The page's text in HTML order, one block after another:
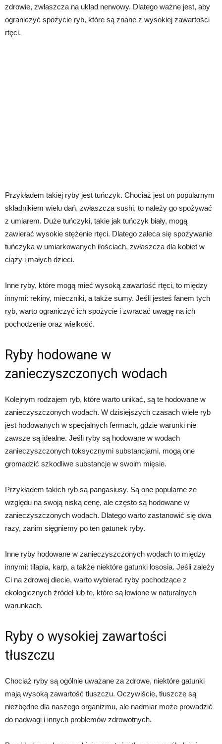
zdrowie, zwłaszcza na układ nerwowy. Dlatego ważne jest, aby
ograniczyć spożycie ryb, które są znane z wysokiej zawartości
rtęci.
Przykładem takiej ryby jest tuńczyk. Chociaż jest on popularnym
składnikiem wielu dań, zwłaszcza sushi, to należy go spożywać
z umiarem. Duże tuńczyki, takie jak tuńczyk biały, mogą
zawierać wysokie stężenie rtęci. Dlatego zaleca się spożywanie
tuńczyka w umiarkowanych ilościach, zwłaszcza dla kobiet w
ciąży i małych dzieci.
Inne ryby, które mogą mieć wysoką zawartość rtęci, to między
innymi: rekiny, mieczniki, a także sumy. Jeśli jesteś fanem tych
ryb, warto ograniczyć ich spożycie i zwracać uwagę na ich
pochodzenie oraz wielkość.
Ryby hodowane w
zanieczyszczonych wodach
Kolejnym rodzajem ryb, które warto unikać, są te hodowane w
zanieczyszczonych wodach. W dzisiejszych czasach wiele ryb
jest hodowanych w specjalnych fermach, gdzie warunki nie
zawsze są idealne. Jeśli ryby są hodowane w wodach
zanieczyszczonych toksycznymi substancjami, mogą one
gromadzić szkodliwe substancje w swoim mięsie.
Przykładem takich ryb są pangasiusy. Są one popularne ze
względu na swoją niską cenę, ale często są hodowane w
zanieczyszczonych wodach. Dlatego warto zastanowić się dwa
razy, zanim sięgniemy po ten gatunek ryby.
Inne ryby hodowane w zanieczyszczonych wodach to między
innymi: tilapia, karp, a także niektóre gatunki łososia. Jeśli zależy
Ci na zdrowej diecie, warto wybierać ryby pochodzące z
ekologicznych źródeł lub te, które są łowione w naturalnych
warunkach.
Ryby o wysokiej zawartości
tłuszczu
Chociaż ryby są ogólnie uważane za zdrowe, niektóre gatunki
mają wysoką zawartość tłuszczu. Oczywiście, tłuszcze są
niezbędne dla naszego organizmu, ale nadmiar może prowadzić
do nadwagi i innych problemów zdrowotnych.